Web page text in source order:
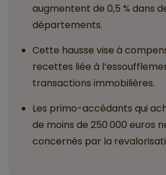
augmentent de 0,5 % dans
départements.
Cette hausse vise à
recettes liée à
transactions immobilières.
Les primo-accédants qui
de moins de 250 000 euros
concernés par la